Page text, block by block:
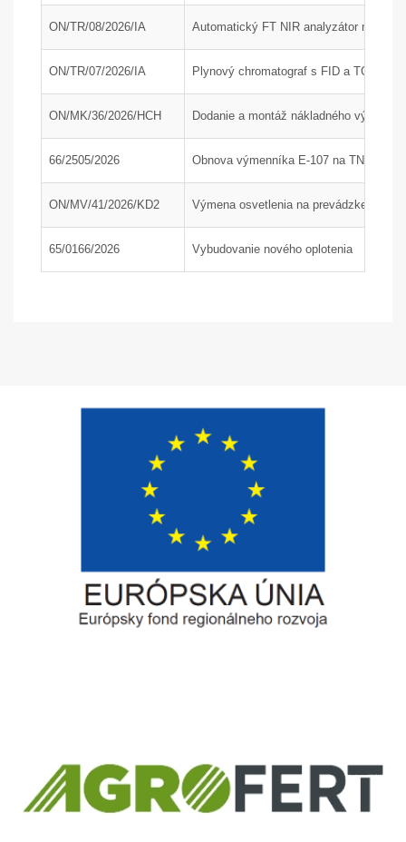
ON/TR/08/2026/IA Automatický FT NIR analyzátor na
ON/TR/07/2026/IA Plynový chromatograf s FID a TCD
ON/MK/36/2026/HCH Dodanie a montáž nákladného výťahu;
66/2505/2026 Obnova výmenníka E-107 na TN1, časť
ON/MV/41/2026/KD2 Výmena osvetlenia na prevádzke KD2
65/0166/2026 Vybudovanie nového oplotenia